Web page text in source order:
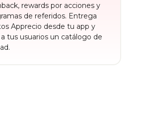
rewards por acciones y
de referidos. Entrega
Apprecio desde tu app y
a tus usuarios un catálogo de